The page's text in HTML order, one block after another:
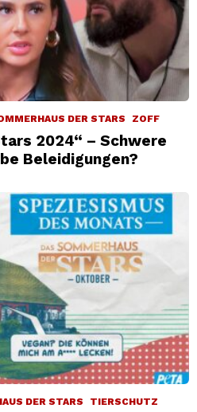
DER STARS ZOFF
2024“ – Schwere
Beleidigungen?
DER STARS TIERSCHUTZ